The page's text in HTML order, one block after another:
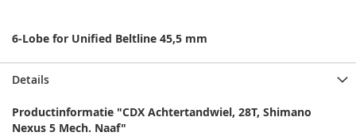
6-Lobe for Unified Beltline 45,5 mm
Details
Productinformatie "CDX Achtertandwiel, 28T, Shimano
Nexus 5 Mech. Naaf"